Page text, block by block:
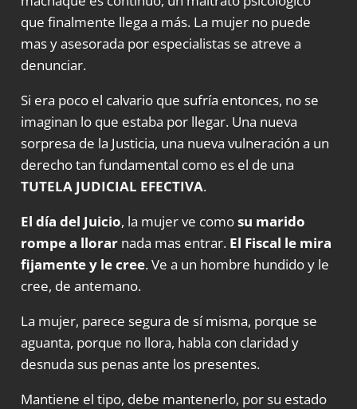
que finalmente llega a más. La mujer no puede
mas y asesorada por especialistas se atreve a
denunciar.
Si era poco el calvario que sufría entonces, no se
imaginan lo que estaba por llegar. Una nueva
sorpresa de la Justicia, una nueva vulneración a un
derecho tan fundamental como es el de una
TUTELA JUDICIAL EFECTIVA.
El día del Juicio, la mujer ve comosu marido
rompe a llorarnada mas entrar. El Fiscal le mira
fijamente y le cree. Ve a un hombre hundido y le
cree, de antemano.
La mujer, parece segura de sí misma, porque se
aguanta, porque no llora, habla con claridad y
desnuda sus penas ante los presentes.
Mantiene el tipo, debe mantenerlo, por su estado